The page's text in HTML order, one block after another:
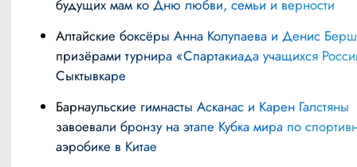
будущих мам ко Дню любви, семьи и верности
Алтайские боксёры Анна Колупаева и Денис Берш стали
призёрами турнира «Спартакиада учащихся
Сыктывкаре
Барнаульские гимнасты Асканас и Карен Галстяны
завоевали бронзу на этапе Кубка мира по
аэробике в Китае